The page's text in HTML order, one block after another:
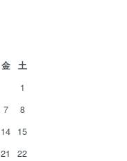
金
土
1
7
8
14 15
21
22